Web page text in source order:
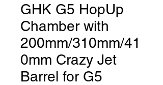
GHK G5 HopUp
Chamber with
200mm/310mm/41
0mm Crazy Jet
Barrel for G5